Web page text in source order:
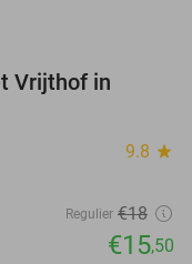
Vrijthof in
9.8 star
Regulier €18
€15,50